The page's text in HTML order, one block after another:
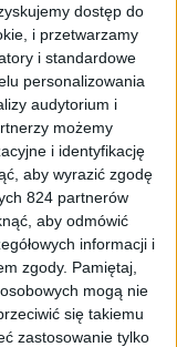
dostęp do
i przetwarzamy
i standardowe
personalizowania
audytorium i
możemy
i identyfikację
aby wyrazić zgodę
824 partnerów
aby odmówić
informacji i
zgody. Pamiętaj,
mogą nie
się takiemu
zastosowanie tylko
dlatego
jest
całej,
porządek, choć
poszczególnymi
Tablet możemy
bo cały system
ekranu. Choć
w smartfonie to
tylu opcji i funkcji.
Tryb prywatny
kilku kont
może